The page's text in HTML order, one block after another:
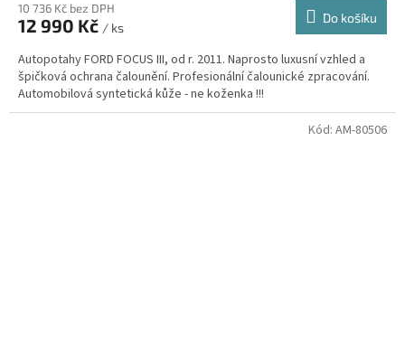
10 736 Kč bez DPH
12 990 Kč / ks
Do košíku
Autopotahy FORD FOCUS III, od r. 2011. Naprosto luxusní vzhled a
špičková ochrana čalounění. Profesionální čalounické zpracování.
Automobilová syntetická kůže - ne koženka !!!
Kód: AM-80506